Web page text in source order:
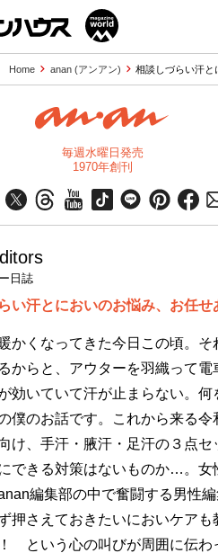
Home anan (アンアン) 相談しづらい汗と
毎週水曜日発売
1970年創刊
日誌
い汗とにおいのお悩み、お任せ
かくなってきた今日この頃。そ
からと、アウターを羽織って電
効いていて汗が止まらない。何
僕のお話です。これから来る令
け、手汗・腋汗・足汗の３点セ
できる対策はないものか…。女
編集部の中で奮闘する男性編
押さえておきたいにおいケアも
という心の叫びが周囲に伝わ